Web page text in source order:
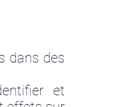
dans des
et